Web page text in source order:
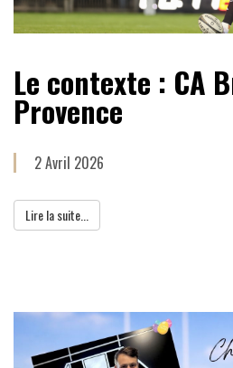
Le contexte : CA
Provence
2 Avril 2026
Lire la suite...